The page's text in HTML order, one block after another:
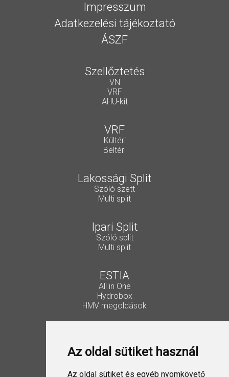
Az oldal sütiket használ
Az oldal sütiket és egyéb nyomkövető
Impresszum
Adatkezelési tájékoztató
ÁSZF
Szellőztetés
VN
VRF
AHU-kit
VRF
Kültéri
Beltéri
Lakossági Split
Szóló szett
Multi split
Ipari Split
Szóló split
Multi split
ESTIA
All in One
Hydrobox
HMV megoldások
Lakossági Split
Ipari Split
ESTIA